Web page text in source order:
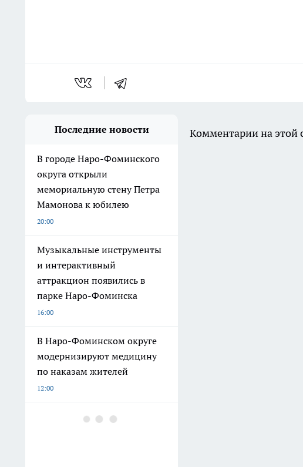
Последние новости
В городе Наро-Фоминского
округа открыли
мемориальную стену Петра
Мамонова к юбилею
20:00
Музыкальные инструменты
и интерактивный
аттракцион появились в
парке Наро-Фоминска
16:00
В Наро-Фоминском округе
модернизируют медицину
по наказам жителей
12:00
В Наро-Фоминском округе
Комментарии на этой